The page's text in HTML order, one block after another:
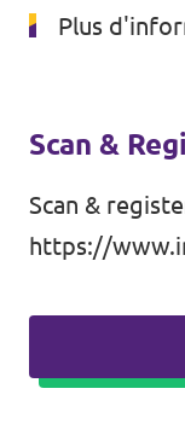
Plus
Scan &
Scan &
https://